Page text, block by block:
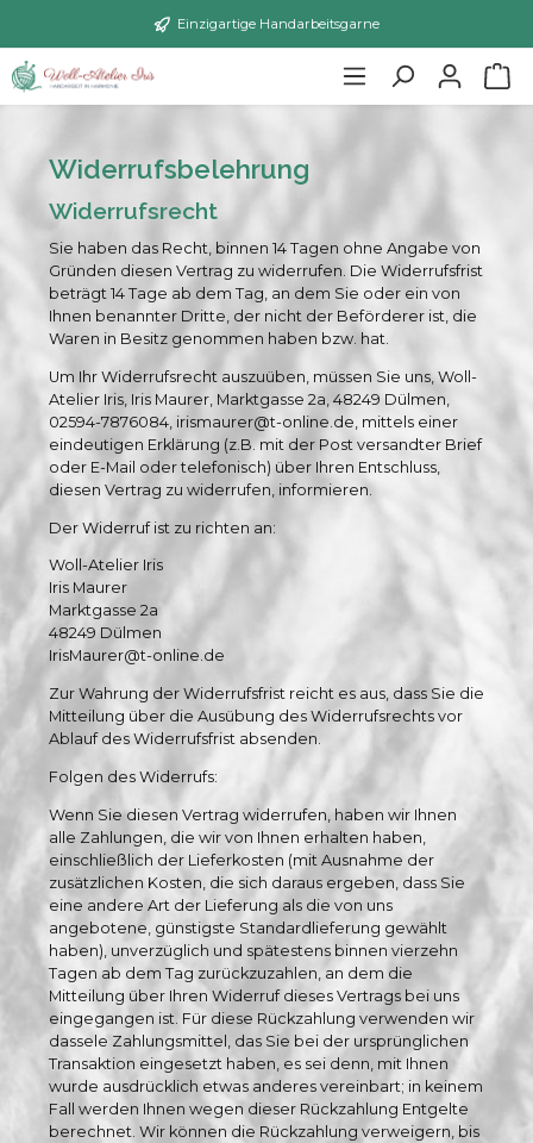
Einzigartige Handarbeitsgarne
Widerrufsbelehrung
Widerrufsrecht
Sie haben das Recht, binnen 14 Tagen ohne Angabe von
Gründen diesen Vertrag zu widerrufen. Die Widerrufsfrist
beträgt 14 Tage ab dem Tag, an dem Sie oder ein von
Ihnen benannter Dritte, der nicht der Beförderer ist, die
Waren in Besitz genommen haben bzw. hat.
Um Ihr Widerrufsrecht auszuüben, müssen Sie uns, Woll-
Atelier Iris, Iris Maurer, Marktgasse 2a, 48249 Dülmen,
02594-7876084, irismaurer@t-online.de, mittels einer
eindeutigen Erklärung (z.B. mit der Post versandter Brief
oder E-Mail oder telefonisch) über Ihren Entschluss,
diesen Vertrag zu widerrufen, informieren.
Der Widerruf ist zu richten an:
Woll-Atelier Iris
Iris Maurer
Marktgasse 2a
48249 Dülmen
IrisMaurer@t-online.de
Zur Wahrung der Widerrufsfrist reicht es aus, dass Sie die
Mitteilung über die Ausübung des Widerrufsrechts vor
Ablauf des Widerrufsfrist absenden.
Folgen des Widerrufs:
Wenn Sie diesen Vertrag widerrufen, haben wir Ihnen
alle Zahlungen, die wir von Ihnen erhalten haben,
einschließlich der Lieferkosten (mit Ausnahme der
zusätzlichen Kosten, die sich daraus ergeben, dass Sie
eine andere Art der Lieferung als die von uns
angebotene, günstigste Standardlieferung gewählt
haben), unverzüglich und spätestens binnen vierzehn
Tagen ab dem Tag zurückzuzahlen, an dem die
Mitteilung über Ihren Widerruf dieses Vertrags bei uns
eingegangen ist. Für diese Rückzahlung verwenden wir
dassele Zahlungsmittel, das Sie bei der ursprünglichen
Transaktion eingesetzt haben, es sei denn, mit Ihnen
wurde ausdrücklich etwas anderes vereinbart; in keinem
Fall werden Ihnen wegen dieser Rückzahlung Entgelte
berechnet. Wir können die Rückzahlung verweigern, bis